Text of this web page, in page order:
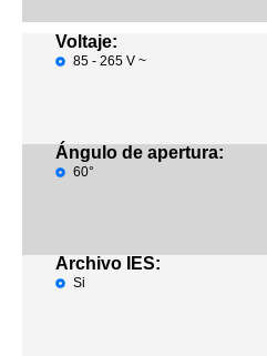
Voltaje:
85 - 265 V ~
Ángulo de apertura:
60°
Archivo IES:
Si